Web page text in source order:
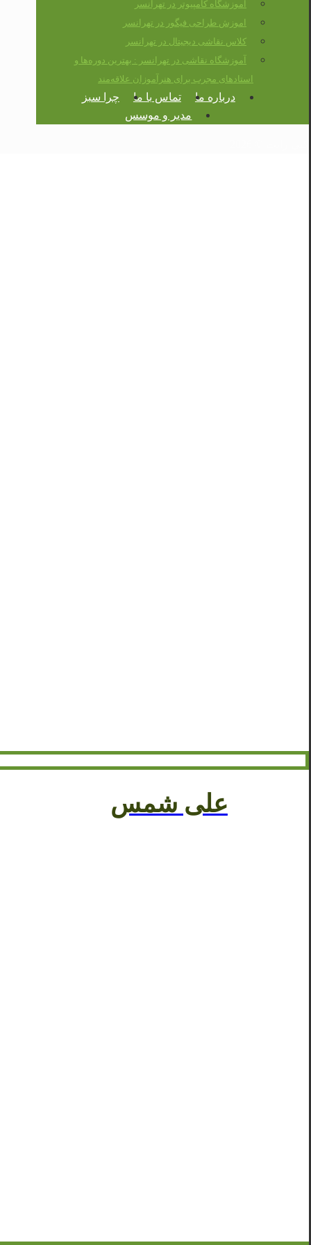
آموزشگاه کامپیوتر در تهرانسر
اموزش طراحی فیگور در تهرانسر
کلاس نقاشی دیجیتال در تهرانسر
آموزشگاه نقاشی در تهرانسر : بهترین دوره‌ها و
استادهای مجرب برای هنرآموزان علاقه‌مند
درباره ما تماس با ما
چرا سبز
مدیر و موسس
علی شمس